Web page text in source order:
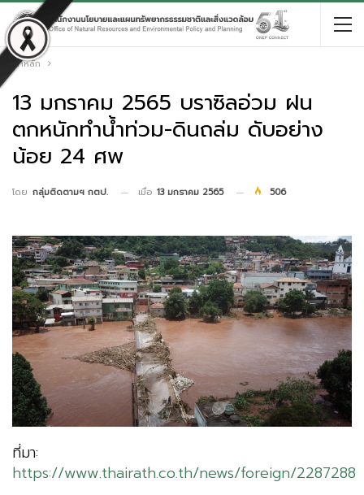
หน้าหลัก
13 มกราคม 2565 บราซิลอ่วม ฝน
ตกหนักทำน้ำท่วม-ดินถล่ม ดับอย่าง
น้อย 24 ศพ
โดย กลุ่มติดตามฯ กตป. เมื่อ 13 มกราคม 2565 506
ที่มา:
https://www.thairath.co.th/news/foreign/2287288